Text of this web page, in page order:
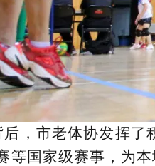
，市老体协发挥了
等国家级赛事，为